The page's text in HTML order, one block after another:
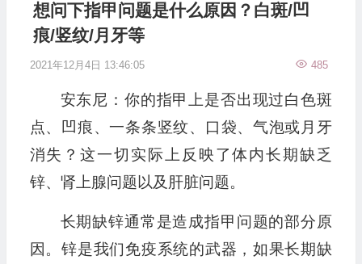
想问下指甲问题是什么原因？白斑/凹
痕/竖纹/月牙等
2021年12月4日 13:46:05 485
安东尼：你的指甲上是否出现过白色斑
点、凹痕、一条条竖纹、口袋、气泡或月牙
消失？这一切实际上反映了体内长期缺乏
锌、肾上腺问题以及肝脏问题。
长期缺锌通常是造成指甲问题的部分原
因。锌是我们免疫系统的武器，如果长期缺